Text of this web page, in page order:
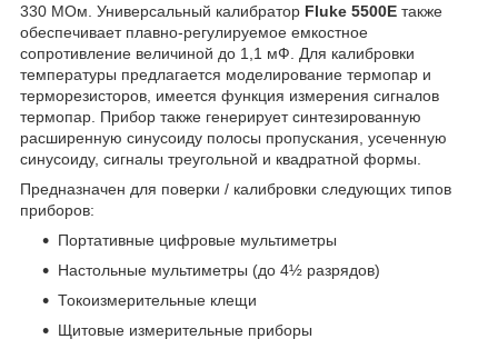
330 МОм. Универсальный калибратор Fluke 5500E также
обеспечивает плавно-регулируемое емкостное
сопротивление величиной до 1,1 мФ. Для калибровки
температуры предлагается моделирование термопар и
терморезисторов, имеется функция измерения сигналов
термопар. Прибор также генерирует синтезированную
расширенную синусоиду полосы пропускания, усеченную
синусоиду, сигналы треугольной и квадратной формы.
Предназначен для поверки / калибровки следующих типов
приборов:
Портативные цифровые мультиметры
Настольные мультиметры (до 4½ разрядов)
Токоизмерительные клещи
Щитовые измерительные приборы